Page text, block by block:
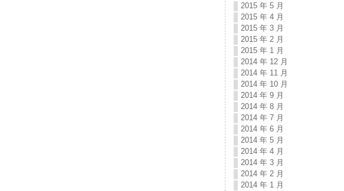
2015 年 5 月
2015 年 4 月
2015 年 3 月
2015 年 2 月
2015 年 1 月
2014 年 12 月
2014 年 11 月
2014 年 10 月
2014 年 9 月
2014 年 8 月
2014 年 7 月
2014 年 6 月
2014 年 5 月
2014 年 4 月
2014 年 3 月
2014 年 2 月
2014 年 1 月